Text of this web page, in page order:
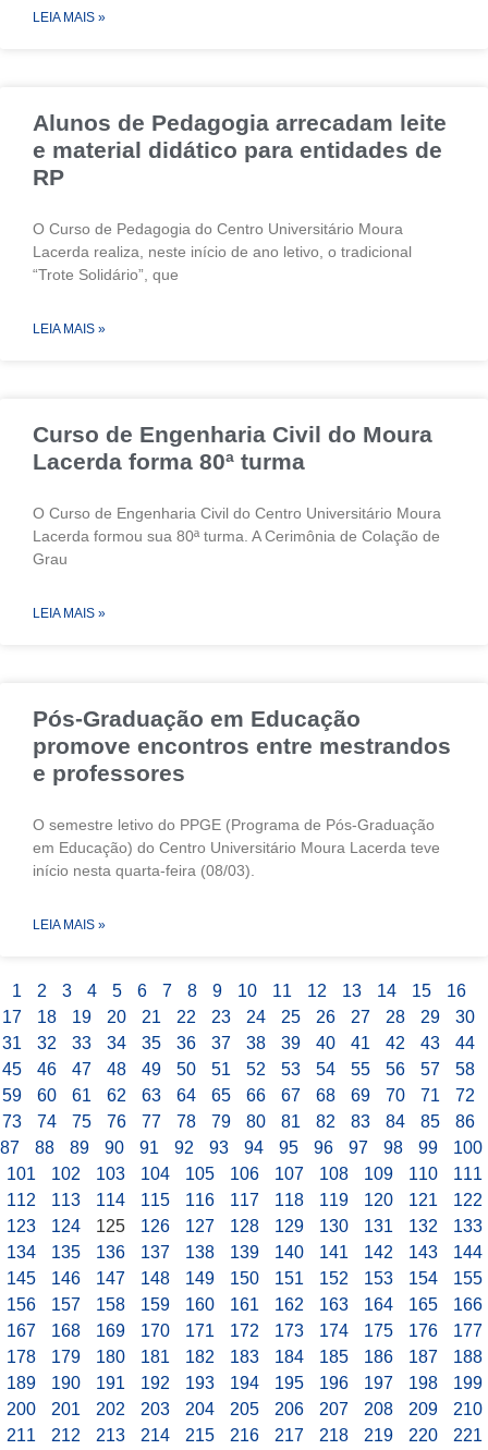
LEIA MAIS »
Alunos de Pedagogia arrecadam leite
e material didático para entidades de
RP
O Curso de Pedagogia do Centro Universitário Moura
Lacerda realiza, neste início de ano letivo, o tradicional
“Trote Solidário”, que
LEIA MAIS »
Curso de Engenharia Civil do Moura
Lacerda forma 80ª turma
O Curso de Engenharia Civil do Centro Universitário Moura
Lacerda formou sua 80ª turma. A Cerimônia de Colação de
Grau
LEIA MAIS »
Pós-Graduação em Educação
promove encontros entre mestrandos
e professores
O semestre letivo do PPGE (Programa de Pós-Graduação
em Educação) do Centro Universitário Moura Lacerda teve
início nesta quarta-feira (08/03).
LEIA MAIS »
1 2 3 4 5 6 7 8 9 10 11 12 13 14 15
16
17
18 19 20 21 22 23 24 25 26 27 28 29
30
31
32 33 34 35 36 37 38 39 40 41 42 43
44
45
46 47 48 49 50 51 52 53 54 55 56 57
58
59
60 61 62 63 64 65 66 67 68 69 70 71
72
73
74 75 76 77 78 79 80 81 82 83 84 85
86
87
88 89 90 91 92 93 94 95 96 97 98 99
100
101
102 103 104 105 106 107 108 109 110
111
112
113 114 115 116 117 118 119 120 121
122
123
124 125 126 127 128 129 130 131 132
133
134
135 136 137 138 139 140 141 142 143
144
145
146 147 148 149 150 151 152 153 154
155
156
157 158 159 160 161 162 163 164 165
166
167
168 169 170 171 172 173 174 175 176
177
178
179 180 181 182 183 184 185 186 187
188
189
190 191 192 193 194 195 196 197 198
199
200
201 202 203 204 205 206 207 208 209
210
211
212 213 214 215 216 217 218 219 220
221